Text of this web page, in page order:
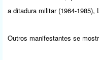
a ditadura militar (1964-
Outros manifestantes se